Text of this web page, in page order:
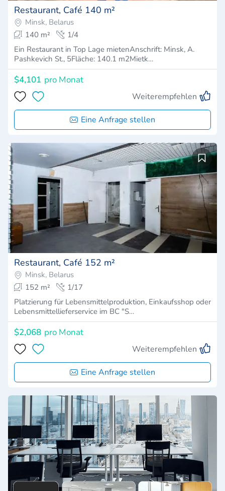
Restaurant, Café 140 m²
Minsk, Belarus
140 m²
1/4
Ein Restaurant in Top Lage mietenAnschrift: Minsk, A.
Pashkevich St., 5Fläche: 140.1 m2Mietk…
$4,101 pro Monat
Weiterempfehlen
Eine Anfrage stellen
Restaurant, Café 152 m²
Minsk, Belarus
152 m²
1/17
Platzierung für Lebensmittelproduktion, Einkaufsshop oder
Lebensmittellieferservice im BC "S…
$2,068 pro Monat
Weiterempfehlen
Eine Anfrage stellen